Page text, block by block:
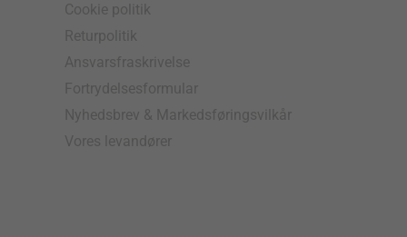
Cookie politik
Returpolitik
Ansvarsfraskrivelse
Fortrydelsesformular
Nyhedsbrev & Markedsføringsvilkår
Vores levandører